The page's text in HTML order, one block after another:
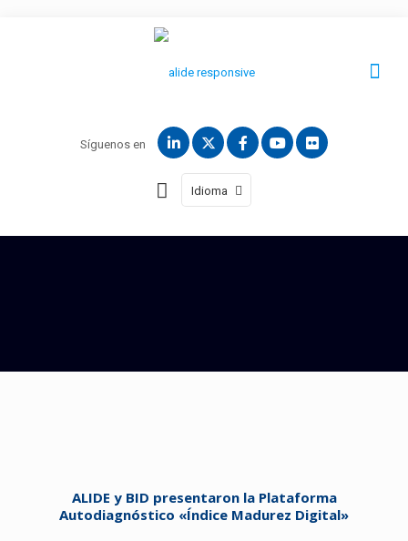
Síguenos en
Idioma
ALIDE y BID presentaron la Plataforma
Autodiagnóstico «Índice Madurez Digital»